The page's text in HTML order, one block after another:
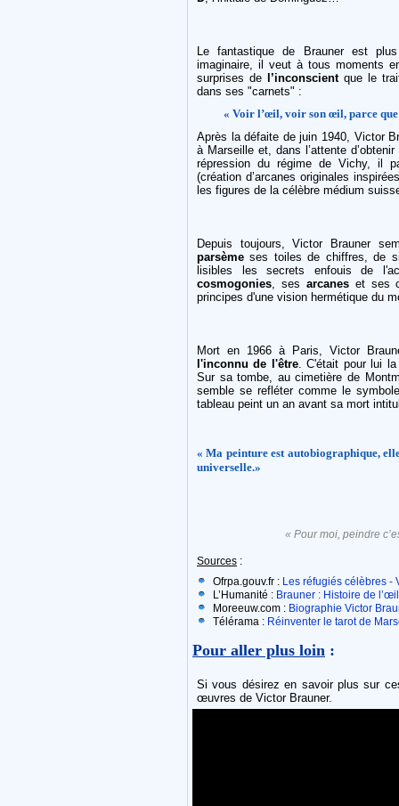
Le fantastique de Brauner est
imaginaire, il veut à tous moments
surprises del’inconscientque le
dans ses "carnets" :
« Voir l’œil, voir son œil, parce
Après la défaite de juin 1940, Victor
à Marseille et, dans l’attente
répression du régime de Vichy, il
(création d’arcanes originales
les figures de la célèbre médium
Depuis toujours, Victor Brauner
parsème ses toiles de chiffres, de
lisibles les secrets enfouis de
cosmogonies , ses arcaneset ses
principes d'une vision hermétique du
Mort en 1966 à Paris, Victor
l'inconnu de l'être. C'était pour lui
Sur sa tombe, au cimetière de
semble se refléter comme le
tableau peint un an avant sa mort
« Ma peinture est autobiographique,
universelle.»
« Pour moi, peindre
Sources :
Ofrpa.gouv.fr : Les réfugiés célèbres -
L’Humanité : Brauner : Histoire de l’œil
Moreeuw.com : Biographie Victor
Télérama : Réinventer le tarot de
Pour aller plus loin :
Si vous désirez en savoir plus sur
œuvres de Victor Brauner.